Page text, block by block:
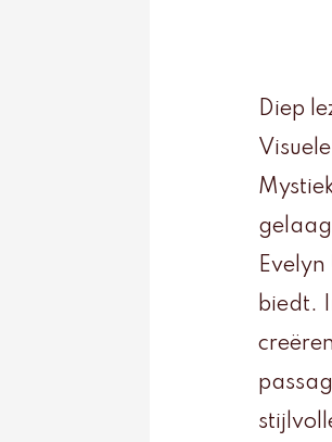
Diep
biedt.